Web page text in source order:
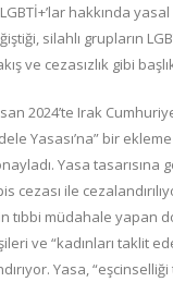
hakkında
silahlı grupların
ve cezasızlık gibi
2024’te Irak
Yasası’na” bir
Yasa
cezası ile
tıbbi müdahale yapan
ve “kadınları taklit
Yasa,